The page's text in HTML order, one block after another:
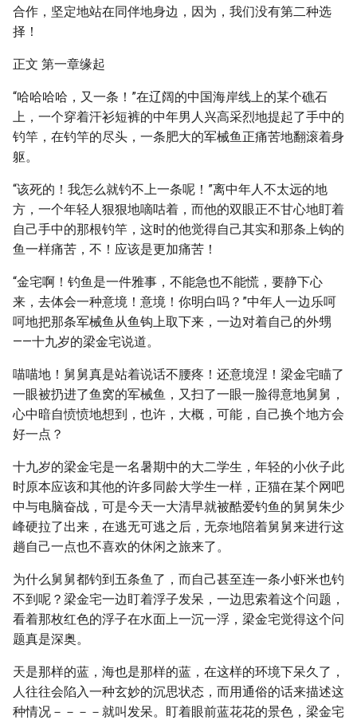
合作，坚定地站在同伴地身边，因为，我们没有第二种选
择！
正文 第一章缘起
“哈哈哈哈，又一条！”在辽阔的中国海岸线上的某个礁石
上，一个穿着汗衫短裤的中年男人兴高采烈地提起了手中的
钓竿，在钓竿的尽头，一条肥大的军械鱼正痛苦地翻滚着身
躯。
“该死的！我怎么就钓不上一条呢！”离中年人不太远的地
方，一个年轻人狠狠地嘀咕着，而他的双眼正不甘心地盯着
自己手中的那根钓竿，这时的他觉得自己其实和那条上钩的
鱼一样痛苦，不！应该是更加痛苦！
“金宅啊！钓鱼是一件雅事，不能急也不能慌，要静下心
来，去体会一种意境！意境！你明白吗？”中年人一边乐呵
呵地把那条军械鱼从鱼钩上取下来，一边对着自己的外甥
——十九岁的梁金宅说道。
喵喵地！舅舅真是站着说话不腰疼！还意境涅！梁金宅瞄了
一眼被扔进了鱼窝的军械鱼，又扫了一眼一脸得意地舅舅，
心中暗自愤愤地想到，也许，大概，可能，自己换个地方会
好一点？
十九岁的梁金宅是一名暑期中的大二学生，年轻的小伙子此
时原本应该和其他的许多同龄大学生一样，正猫在某个网吧
中与电脑奋战，可是今天一大清早就被酷爱钓鱼的舅舅朱少
峰硬拉了出来，在逃无可逃之后，无奈地陪着舅舅来进行这
趟自己一点也不喜欢的休闲之旅来了。
为什么舅舅都钓到五条鱼了，而自己甚至连一条小虾米也钓
不到呢？梁金宅一边盯着浮子发呆，一边思索着这个问题，
看着那枚红色的浮子在水面上一沉一浮，梁金宅觉得这个问
题真是深奥。
天是那样的蓝，海也是那样的蓝，在这样的环境下呆久了，
人往往会陷入一种玄妙的沉思状态，而用通俗的话来描述这
种情况－－－－就叫发呆。盯着眼前蓝花花的景色，梁金宅